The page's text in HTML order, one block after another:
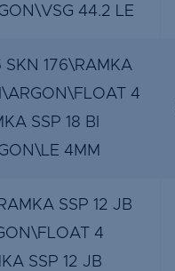
44.2 LE
SKN 176\RAMKA
4
SSP 18 BI
4MM
SSP 12 JB
4
SSP 12 JB